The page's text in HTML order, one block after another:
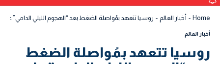
Home أخبار العالم روسيا تتعهد بمُواصلة الضغط بعد “الهجوم الليلي الدامي” على
أخبار العالم
روسيا تتعهد بمُواصلة الضغط